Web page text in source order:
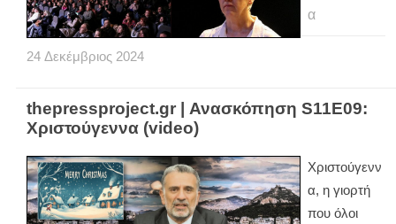
α
24 Δεκέμβριος 2024
thepressproject.gr | Ανασκόπηση S11E09:
Χριστούγεννα (video)
Χριστούγενν
α, η γιορτή
που όλοι